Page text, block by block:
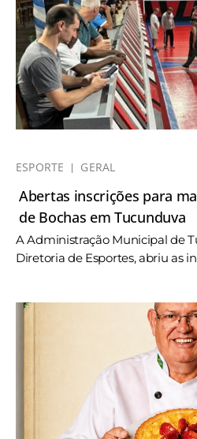
ESPORTE GERAL
Abertas inscrições para
de Bochas em Tucunduva
A Administração Municipal de
Diretoria de Esportes, abriu as